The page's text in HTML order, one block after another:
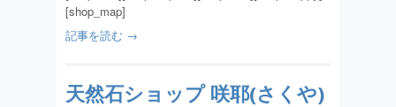
[shop_map]
記事を読む →
天然石ショップ 咲耶(さくや)